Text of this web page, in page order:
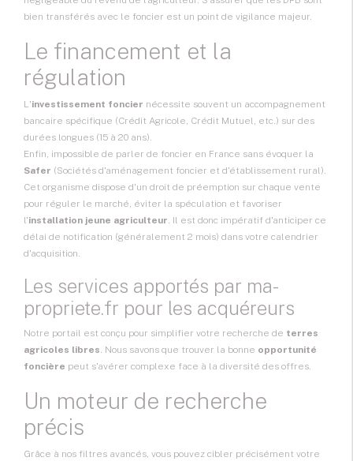
bien transférés avec le foncier est un point de vigilance majeur.
Le financement et la
régulation
L'investissement foncier nécessite souvent un accompagnement
bancaire spécifique (Crédit Agricole, Crédit Mutuel, etc.) sur des
durées longues (15 à 20 ans).
Enfin, impossible de parler de foncier en France sans évoquer la
Safer (Sociétés d'aménagement foncier et d'établissement rural).
Cet organisme dispose d'un droit de préemption sur chaque vente
pour réguler le marché, éviter la spéculation et favoriser
l'installation jeune agriculteur. Il est donc impératif d'anticiper ce
délai de notification (généralement 2 mois) dans votre calendrier
d'acquisition.
Les services apportés par ma-
propriete.fr pour les acquéreurs
Notre portail est conçu pour simplifier votre recherche de terres
agricoles libres. Nous savons que trouver la bonne opportunité
foncière peut s'avérer complexe face à la diversité des offres.
Un moteur de recherche
précis
Grâce à nos filtres avancés, vous pouvez cibler précisément votre